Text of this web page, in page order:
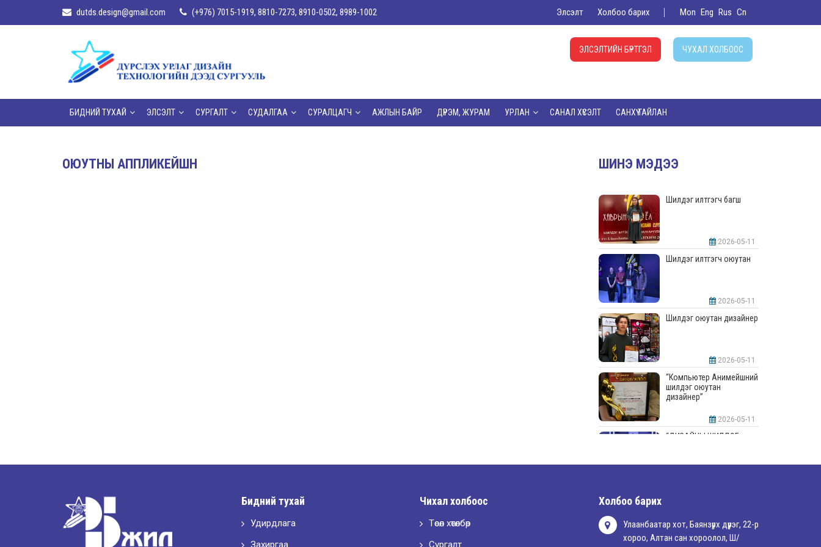
dutds.design@gmail.com (+976) 7015-1919, 8810-7273, 8910-0502, 8989-1002 Элсэлт Холбоо барих Mon Eng Rus Cn
ЭЛСЭЛТИЙН БҮРТГЭЛ ЧУХАЛ ХОЛБООС
БИДНИЙ ТУХАЙ ЭЛСЭЛТ СУРГАЛТ СУДАЛГАА СУРАЛЦАГЧ АЖЛЫН БАЙР ДҮРЭМ, ЖУРАМ УРЛАН САНАЛ ХҮСЭЛТ САНХҮҮ ТАЙЛАН
ОЮУТНЫ АППЛИКЕЙШН ШИНЭ МЭДЭЭ
Шилдэг илтгэгч багш
2026-05-11
Шилдэг илтгэгч оюутан
2026-05-11
Шилдэг оюутан дизайнер
2026-05-11
“Компьютер Анимейшний
шилдэг оюутан
дизайнер”
2026-05-11
“ДИЗАЙНЫ ШИЛДЭГ
2026-05-11
Бидний тухай
Удирдлага
Захиргаа
Чихал холбоос
Төсөл хөтөлбөр
Сургалт
Холбоо барих
Улаанбаатар хот, Баянзүрх дүүрэг, 22-р
хороо, Алтан сан хороолол, Ш/